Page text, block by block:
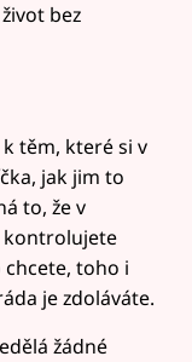
bez
těm, které si v
jak jim to
to, že v
kontrolujete
chcete, toho i
je zdoláváte.
žádné